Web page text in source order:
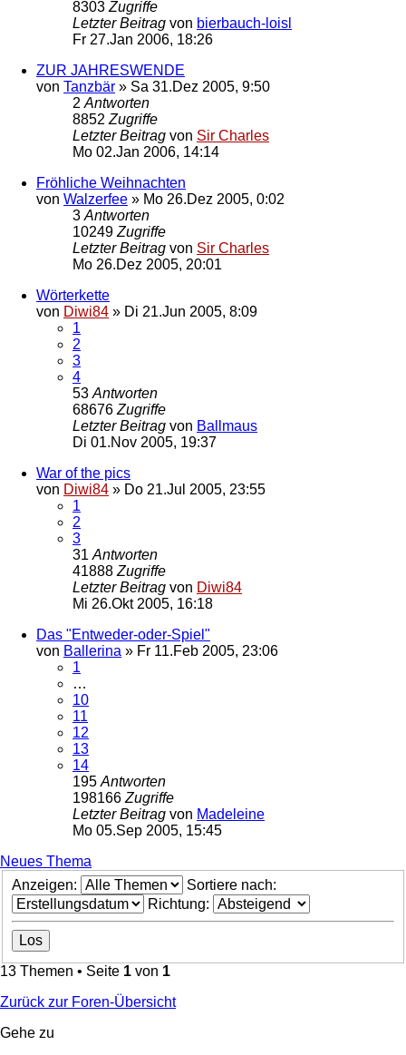
8303 Zugriffe
Letzter Beitrag von bierbauch-loisl
Fr 27.Jan 2006, 18:26
ZUR JAHRESWENDE
von Tanzbär » Sa 31.Dez 2005, 9:50
2 Antworten
8852 Zugriffe
Letzter Beitrag von Sir Charles
Mo 02.Jan 2006, 14:14
Fröhliche Weihnachten
von Walzerfee » Mo 26.Dez 2005, 0:02
3 Antworten
10249 Zugriffe
Letzter Beitrag von Sir Charles
Mo 26.Dez 2005, 20:01
Wörterkette
von Diwi84 » Di 21.Jun 2005, 8:09
1
2
3
4
53 Antworten
68676 Zugriffe
Letzter Beitrag von Ballmaus
Di 01.Nov 2005, 19:37
War of the pics
von Diwi84 » Do 21.Jul 2005, 23:55
1
2
3
31 Antworten
41888 Zugriffe
Letzter Beitrag von Diwi84
Mi 26.Okt 2005, 16:18
Das "Entweder-oder-Spiel"
von Ballerina » Fr 11.Feb 2005, 23:06
1
…
10
11
12
13
14
195 Antworten
198166 Zugriffe
Letzter Beitrag von Madeleine
Mo 05.Sep 2005, 15:45
Neues Thema
Anzeigen:
Sortiere nach:
Richtung:
13 Themen • Seite 1 von 1
Zurück zur Foren-Übersicht
Gehe zu